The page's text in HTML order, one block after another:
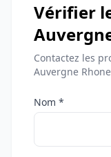
Vérifier
Contactez les
Auvergne
Nom *